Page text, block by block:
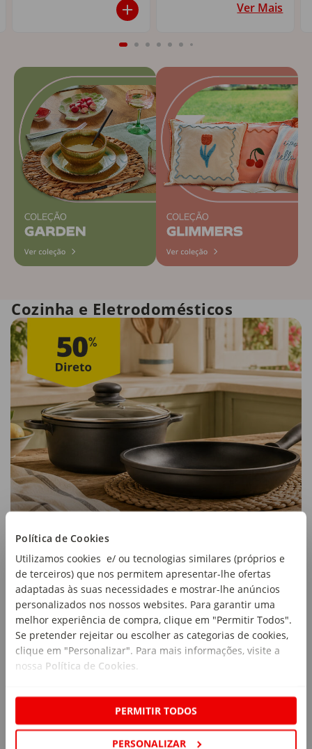
Política de Cookies
Utilizamos cookies e/ ou tecnologias similares (próprios e
de terceiros) que nos permitem apresentar-lhe ofertas
adaptadas às suas necessidades e mostrar-lhe anúncios
personalizados nos nossos websites. Para garantir uma
melhor experiência de compra, clique em "Permitir Todos".
Se pretender rejeitar ou escolher as categorias de cookies,
clique em "Personalizar". Para mais informações, visite a
nossa Política de Cookies.
PERMITIR TODOS
PERSONALIZAR
Ver Mais
Cozinha e Eletrodomésticos